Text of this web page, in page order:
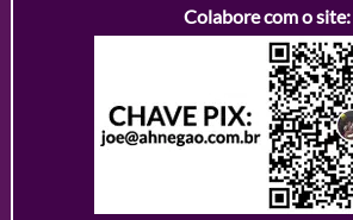
Colabore com o site: